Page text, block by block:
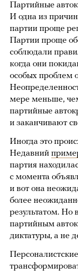
Партийные
И одна из причин
партии проще
Партии проще
соблюдали
когда они
особых проблем
мере меньше,
партийные
и заканчивают
Иногда это
Недавний
партия
с момента
и вот она
более
результатом. Но
партийным
диктатуры, а не